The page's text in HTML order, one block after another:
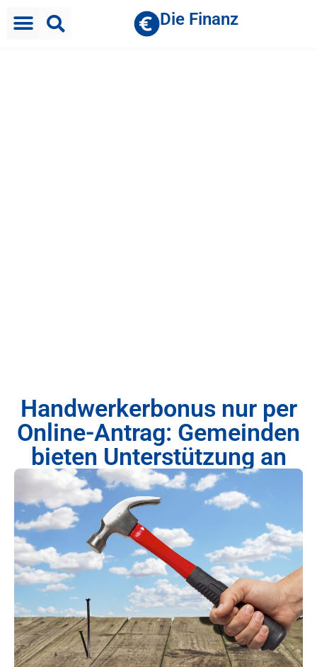
Die Finanz
Handwerkerbonus nur per
Online-Antrag: Gemeinden
bieten Unterstützung an